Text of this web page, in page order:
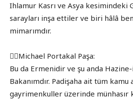
Ihlamur Kasrı ve Asya kesimindeki
sarayları inşa ettiler ve biri hâlâ
mimarımdır.
👉🏾Michael Portakal Paşa:
Bu da Ermenidir ve şu anda Hazine-
Bakanımdır. Padişaha ait tüm
gayrimenkuller üzerinde münhasır